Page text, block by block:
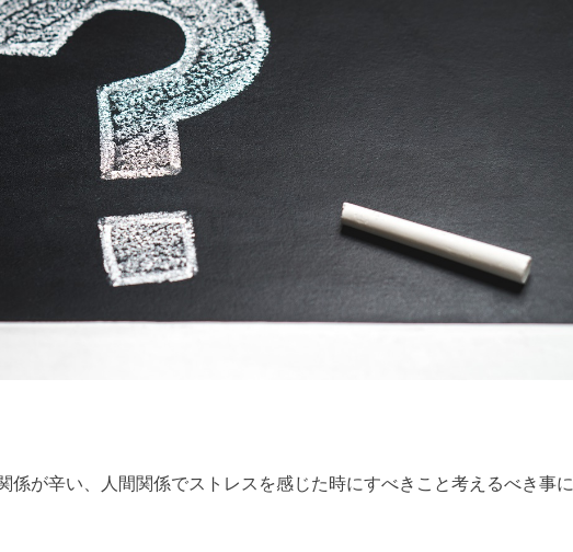
係が辛い、人間関係でストレスを感じた時にすべきこと考えるべき事に